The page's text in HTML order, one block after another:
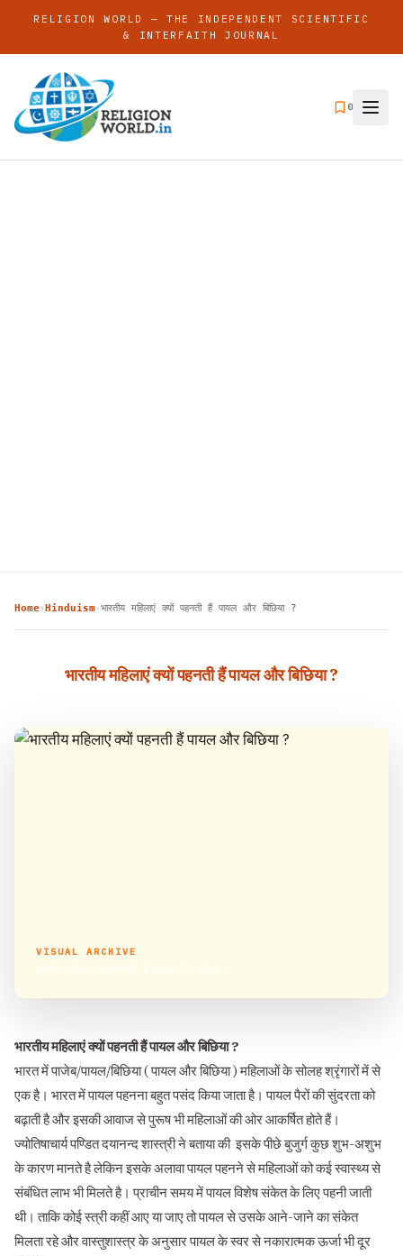
RELIGION WORLD — THE INDEPENDENT SCIENTIFIC
& INTERFAITH JOURNAL
0
Home› Hinduism›भारतीय महिलाएं क्यों पहनती हैं पायल और बिछिया ?
भारतीय महिलाएं क्यों पहनती हैं पायल और बिछिया ?
VISUAL ARCHIVE
भारतीय महिलाएं क्यों पहनती हैं पायल और बिछिया ?
भारत में पाजेब/पायल/बिछिया ( पायल और बिछिया ) महिलाओं के सोलह श्रृंगारों में से
एक है। भारत में पायल पहनना बहुत पसंद किया जाता है। पायल पैरों की सुंदरता को
बढ़ाती है और इसकी आवाज से पुरूष भी महिलाओं की ओर आकर्षित होते हैं।
ज्योतिषाचार्य पण्डित दयानन्द शास्त्री ने बताया की इसके पीछे बुजुर्ग कुछ शुभ-अशुभ
के कारण मानते है लेकिन इसके अलावा पायल पहनने से महिलाओं को कई स्वास्थ्य से
संबंधित लाभ भी मिलते है। प्राचीन समय में पायल विशेष संकेत के लिए पहनी जाती
थी। ताकि कोई स्त्री कहीं आए या जाए तो पायल से उसके आने-जाने का संकेत
मिलता रहे और वास्तुशास्त्र के अनुसार पायल के स्वर से नकारात्मक ऊर्जा भी दूर